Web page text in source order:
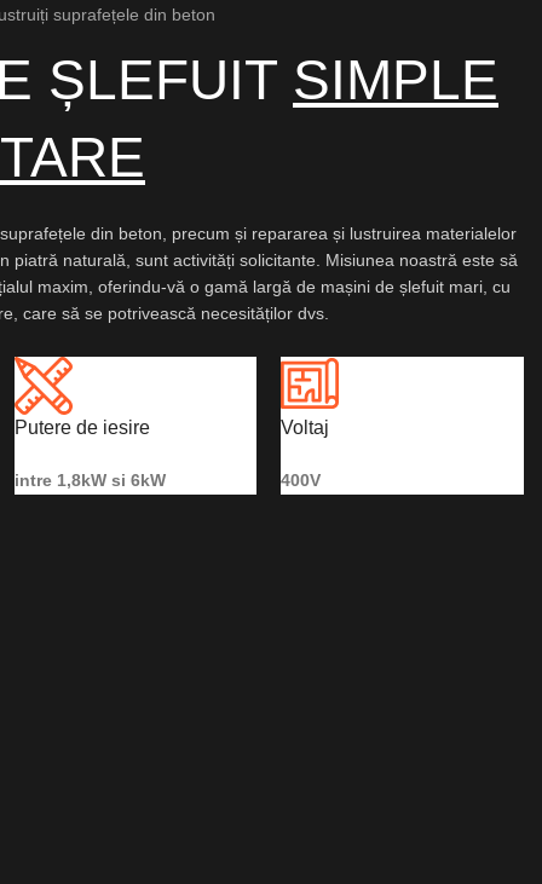
suprafețele din beton
ȘLEFUIT SIMPLE
din beton, precum și repararea și lustruirea materialelor
piatră naturală, sunt activități solicitante. Misiunea noastră este să
maxim, oferindu-vă o gamă largă de mașini de șlefuit mari, cu
care să se potrivească necesităților dvs.
Putere de iesire
intre 1,8kW si 6kW
Voltaj
400V